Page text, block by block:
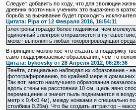
Следует добавить по ходу, что для эволюции
древних восточных учениях это выражено в
борьба за выживание будет проходить
Цитата: Pipa от 12 Февраля 2016, 16:54:11
электроны гораздо более подвижны, чем
одиночный электрон отправляется в
может выполнять любая токоропроводящая
В принципе можно кое-что сказать в поддержку
само-поддерживаемые образования, чем-то
Цитата: bykovsky от 28 Апреля 2012, 06:26:36
Тенёта, специально наблюдал их образование -
фотографированию, по крайней мере в домашних
Так вот, место наилучшего образования
вдоль стены на расстоянии 10 см, щель явно
перемещение и значит пыль поднимается в
метр х 0.4х0.4м), между ножками я специально
столбика 0.25м). Что бы создать аттрактор –